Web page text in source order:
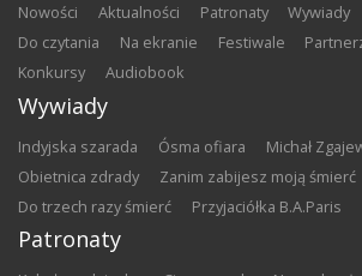
nowości aktualności patronaty wywiady
do czytania
na ekranie festiwale
konkursy
audiobook
Wywiady
Indyjska szarada Ósma ofiara
Michał
Obietnica zdrady
Zanim zabijesz moją śmierć
Do trzech razy śmierć
Przyjaciółka B.A.Paris
Patronaty